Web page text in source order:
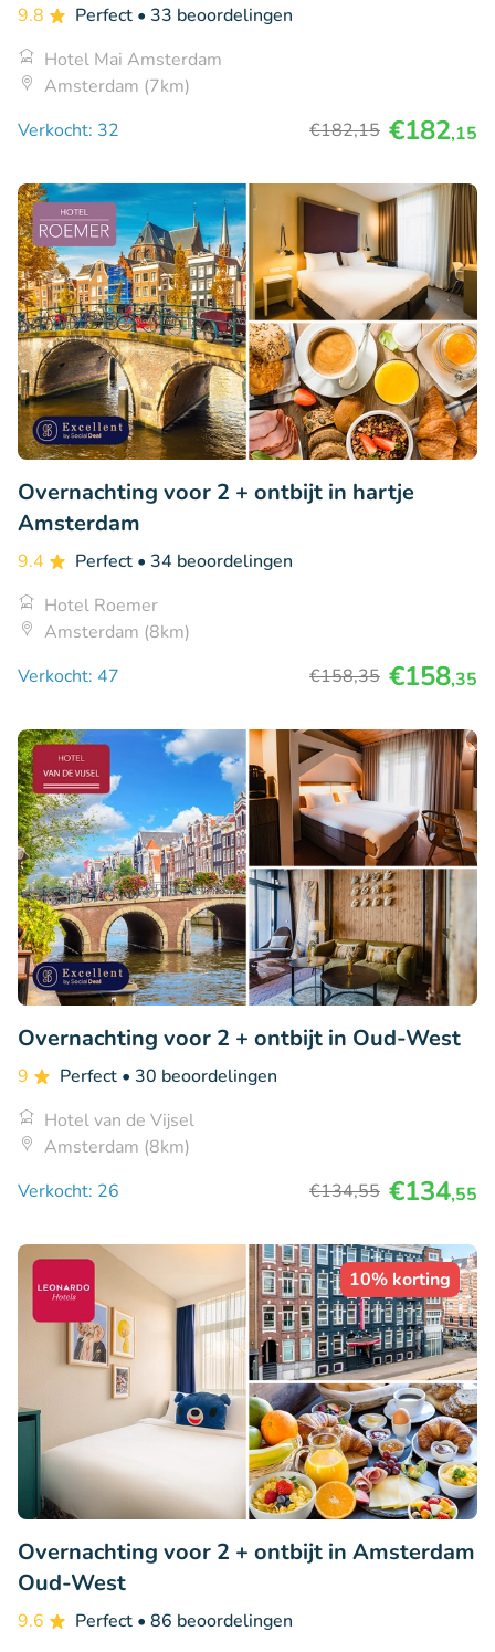
9.8 Perfect • 33 beoordelingen
Hotel Mai Amsterdam
Amsterdam (7km)
Verkocht: 32
€182,15 €182,15
Overnachting voor 2 + ontbijt in hartje
Amsterdam
9.4 Perfect • 34 beoordelingen
Hotel Roemer
Amsterdam (8km)
Verkocht: 47
€158,35 €158,35
Overnachting voor 2 + ontbijt in Oud-West
9 Perfect • 30 beoordelingen
Hotel van de Vijsel
Amsterdam (8km)
Verkocht: 26
€134,55 €134,55
10% korting
Overnachting voor 2 + ontbijt in Amsterdam
Oud-West
9.6 Perfect • 86 beoordelingen